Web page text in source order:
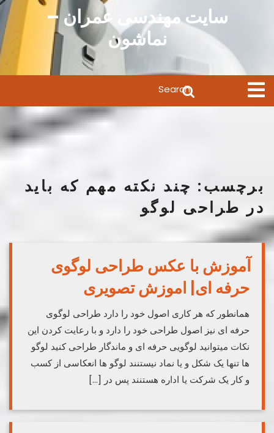
سایت مهندسی عمران –
نماشون
Open
Menu
for:
برچسب: چند نکته مهم که باید
در طراحی لوگو
آموزش با عکس طراحی لوگوی
حرفه ای| اموزش تصویری
همانطور که هر کاری اصول خود را دارد طراحی لوگوی
حرفه ای نیز اصول طراحی خود را دارد و با رعایت کردن این
نکات میتوانید لوگویی حرفه ای و ماندگار طراحی کنید لوگو
ها تنها یک شکل و یا نماد نیستنند لوگو ها انعکاسی از کسب
و کار یک شرکت یا اداره هستنند پس در […]